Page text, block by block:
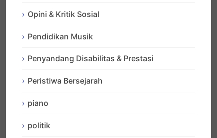
Opini & Kritik Sosial
Pendidikan Musik
Penyandang Disabilitas & Prestasi
Peristiwa Bersejarah
piano
politik